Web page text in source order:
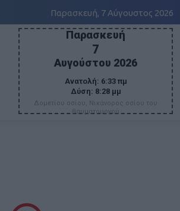
Παρασκευή, 7 Αύγουστος 2026
Παρασκευή
7
Αυγούστου 2026
Ανατολή: 6:33 πμ
Δύση: 8:28 μμ
Δομετίου οσίου, Νικάνορος οσίου του
θαυματουργού